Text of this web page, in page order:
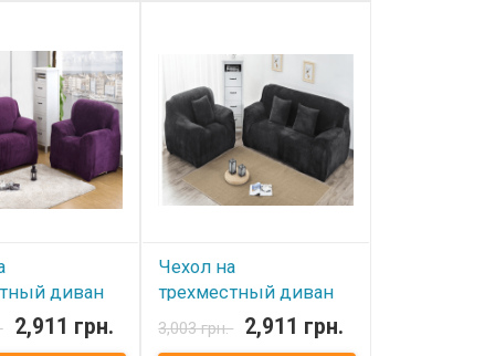
Размер:
Упаковка: ПВХ
резинка по
Вы можете
см.
Китай
бифлекс, 100% полиэстер.
Размер: 195x230 см.
Упаковка: ПВХ пакет.
Особенности: Эластичный,
резинка по всему
периметру. Дополнительно
Вы можете купить
декоративные наволочки
45x45 см. Производитель:
HomyTex,Украина-Китай
диван
замша
2,911 грн.
Чехол на
трехместный диван
HomyTex замша
Черный
3,003 грн. 2,911 грн.